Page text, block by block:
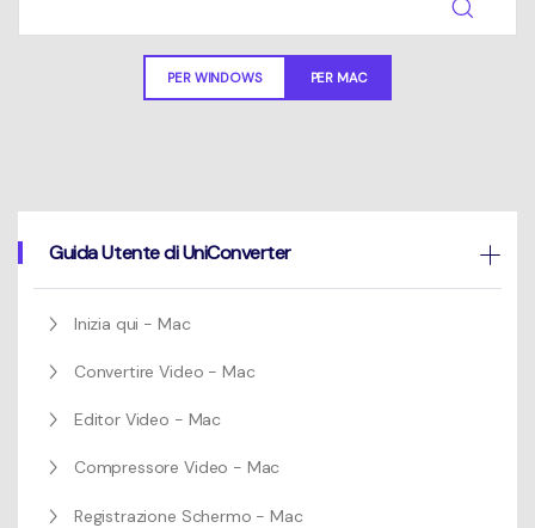
Mac Utenti
Informazioni di più
PER WINDOWS PER MAC
Guida Utente di UniConverter
Inizia qui - Mac
Convertire Video - Mac
Editor Video - Mac
Compressore Video - Mac
Registrazione Schermo - Mac